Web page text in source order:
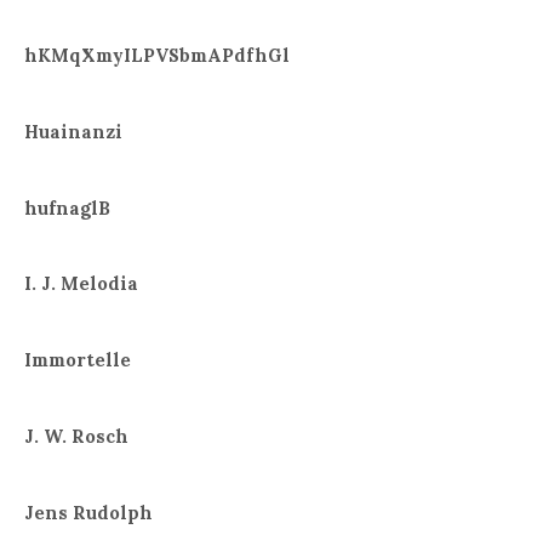
hKMqXmyILPVSbmAPdfhGl
Huainanzi
hufnaglB
I. J. Melodia
Immortelle
J. W. Rosch
Jens Rudolph